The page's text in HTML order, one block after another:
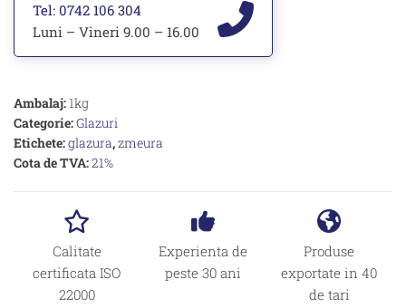
Tel: 0742 106 304
Luni – Vineri 9.00 – 16.00
Ambalaj:1kg
Categorie:Glazuri
Etichete:glazura,zmeura
Cota de TVA:21%
Calitate
certificata ISO
22000
Experienta de
peste 30 ani
Produse
exportate in 40
de tari